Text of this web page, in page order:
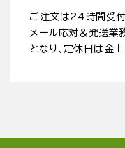
ご注文は24時間受付
メール応対＆発送
となり、定休日は金